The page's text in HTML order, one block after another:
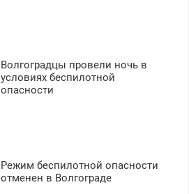
Волгоградцы провели ночь в
условиях беспилотной
опасности
Режим беспилотной опасности
отменен в Волгограде